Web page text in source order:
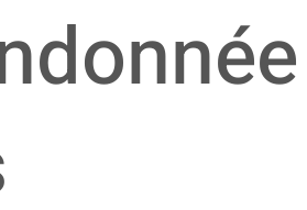
par le bruit des vagues et réveillé par
à cette partie de la Guadeloupe.